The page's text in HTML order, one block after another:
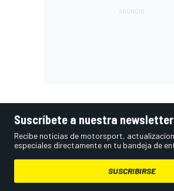
Suscríbete a nuestra newsletter
Recibe noticias de motorsport,
especiales directamente en tu bandeja de
SUSCRIBIRSE